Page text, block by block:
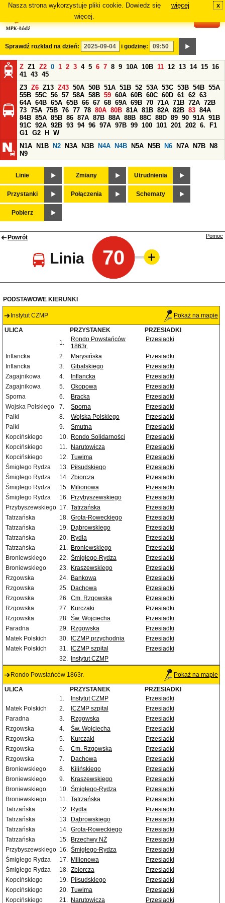
Nasza strona wykorzystuje pliki cookie. Dowiedz się
więcej.
więcej x
Sprawdź rozkład na dzień: i godzinę:
Z Z1 Z2 0 1 2 3 4 5 6 7 8 9 10A 10B 11 12 13 14 15 16
41 43 45
Z3 Z6 Z13 Z43 50A 50B 51A 51B 52 53A 53C 53B 54B 55A
55B 55C 56 57 58A 58B 59 60A 60B 60C 60D 61 62 63
64A 64B 65A 65B 66 67 68 69A 69B 70 71A 71B 72A 72B
73 75A 75B 76 77 78 80A 80B 81A 81B 82A 82B 83 84A
84B 85A 85B 86 87A 87B 88A 88B 88C 88D 89 90 91A 91B
91C 92A 92B 93 94 96 97A 97B 99 100 101 201 202 6.
F1
G1 G2 H
W
N1A
N1B N2 N3A N3B N4A N4B N5A N5B N6 N7A N7B
N8
N9
Linie Zmiany Utrudnienia
Przystanki Połączenia Schematy
Pobierz
Powrót
Linia 70
Pomoc
PODSTAWOWE KIERUNKI
Instytut CZMP Pokaż na mapie
ULICA PRZYSTANEK
PRZESIADKI
1.
Rondo Powstańców
1863r.
Przesiadki
Inflancka 2. Marysińska
Przesiadki
Inflancka
3. Gibalskiego
Przesiadki
Zagajnikowa
4. Inflancka
Przesiadki
Zagajnikowa
5. Okopowa
Przesiadki
Sporna
6. Bracka
Przesiadki
Wojska Polskiego
7. Sporna
Przesiadki
Palki
8. Wojska Polskiego
Przesiadki
Palki
9. Smutna
Przesiadki
Kopcińskiego
10. Rondo Solidarności
Przesiadki
Kopcińskiego
11. Narutowicza
Przesiadki
Kopcińskiego
12. Tuwima
Przesiadki
Śmigłego Rydza
13. Piłsudskiego
Przesiadki
Śmigłego Rydza
14. Zbiorcza
Przesiadki
Śmigłego Rydza
15. Milionowa
Przesiadki
Śmigłego Rydza
16. Przybyszewskiego
Przesiadki
Przybyszewskiego 17. Tatrzańska
Przesiadki
Tatrzańska
18. Grota-Roweckiego
Przesiadki
Tatrzańska
19. Dąbrowskiego
Przesiadki
Tatrzańska
20. Rydla
Przesiadki
Tatrzańska
21. Broniewskiego
Przesiadki
Broniewskiego
22. Śmigłego-Rydza
Przesiadki
Broniewskiego
23. Kraszewskiego
Przesiadki
Rzgowska
24. Bankowa
Przesiadki
Rzgowska
25. Dachowa
Przesiadki
Rzgowska
26. Cm. Rzgowska
Przesiadki
Rzgowska
27. Kurczaki
Przesiadki
Rzgowska
28. Św. Wojciecha
Przesiadki
Paradna
29. Rzgowska
Przesiadki
Matek Polskich
30. ICZMP przychodnia
Przesiadki
Matek Polskich
31. ICZMP szpital
Przesiadki
32.
Instytut CZMP
Rondo Powstańców 1863r. Pokaż na mapie
ULICA PRZYSTANEK
PRZESIADKI
1.
Instytut CZMP
Przesiadki
Matek Polskich
2. ICZMP szpital
Przesiadki
Paradna
3. Rzgowska
Przesiadki
Rzgowska
4. Św. Wojciecha
Przesiadki
Rzgowska
5. Kurczaki
Przesiadki
Rzgowska
6. Cm. Rzgowska
Przesiadki
Rzgowska
7. Dachowa
Przesiadki
Broniewskiego
8. Kilińskiego
Przesiadki
Broniewskiego
9. Kraszewskiego
Przesiadki
Broniewskiego
10. Śmigłego-Rydza
Przesiadki
Broniewskiego
11. Tatrzańska
Przesiadki
Tatrzańska
12. Rydla
Przesiadki
Tatrzańska
13. Dąbrowskiego
Przesiadki
Tatrzańska
14. Grota-Roweckiego
Przesiadki
Tatrzańska
15. Brzechwy NŻ
Przesiadki
Przybyszewskiego 16. Śmigłego-Rydza
Przesiadki
Śmigłego Rydza
17. Milionowa
Przesiadki
Śmigłego Rydza
18. Zbiorcza
Przesiadki
Kopcińskiego
19. Piłsudskiego
Przesiadki
Kopcińskiego
20. Tuwima
Przesiadki
Kopcińskiego
21. Narutowicza Przesiadki